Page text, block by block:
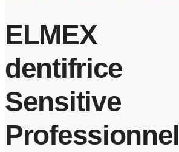
ELMEX
dentifrice
Sensitive
Professionnel